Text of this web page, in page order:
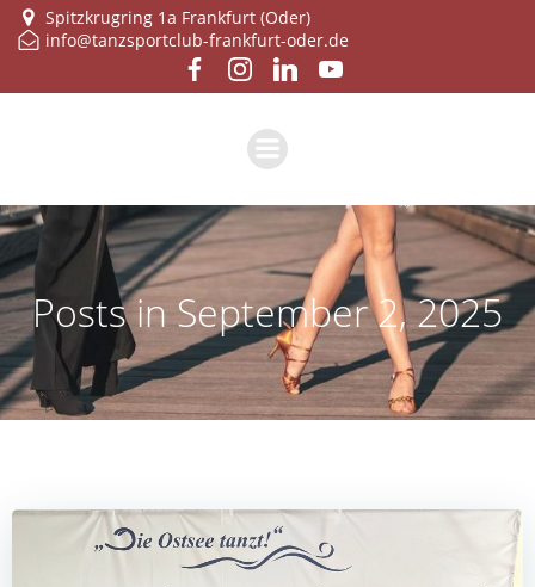
Zum
Inhalt
springen
Spitzkrugring 1a Frankfurt (Oder)
info@tanzsportclub-frankfurt-oder.de
Posts in September 2, 2025